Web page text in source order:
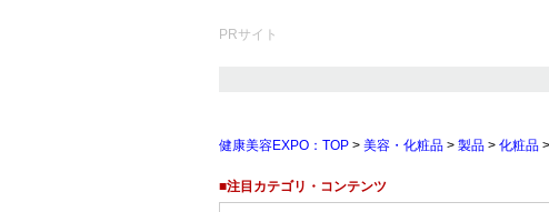
PRサイト
健康美容EXPO：TOP > 美容・化粧品 > 製品 > 化粧品 >
■注目カテゴリ・コンテンツ